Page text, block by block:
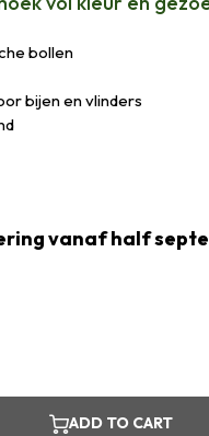
bollen
bijen en vlinders
vanaf half
ADD TO CART